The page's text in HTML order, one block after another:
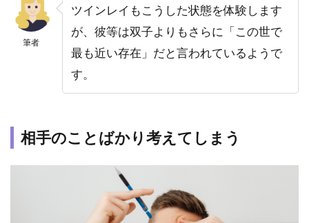
1.19
相手と
と感じ
1.20
なのに
筆者
ツインレイもこうした状態を体験します
が、彼等は双子よりもさらに「この世で
最も近い存在」だと言われているようで
す。
相手のことばかり考えてしまう